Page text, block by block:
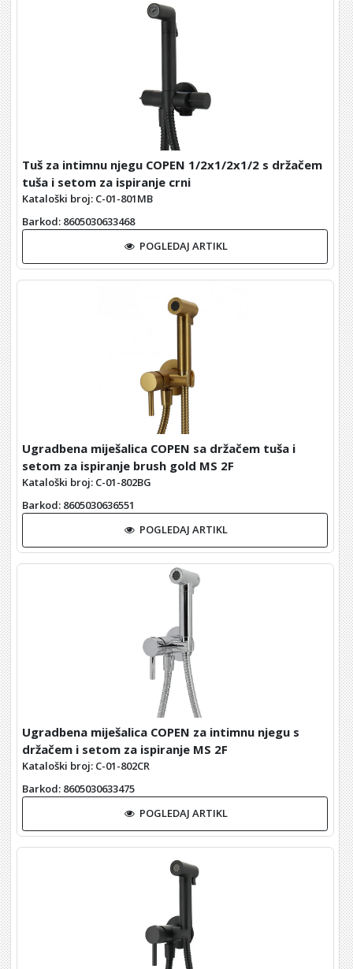
Tuš za intimnu njegu COPEN 1/2x1/2x1/2 s držačem
tuša i setom za ispiranje crni
Kataloški broj: C-01-801MB
Barkod: 8605030633468
POGLEDAJ ARTIKL
Ugradbena miješalica COPEN sa držačem tuša i
setom za ispiranje brush gold MS 2F
Kataloški broj: C-01-802BG
Barkod: 8605030636551
POGLEDAJ ARTIKL
Ugradbena miješalica COPEN za intimnu njegu s
držačem i setom za ispiranje MS 2F
Kataloški broj: C-01-802CR
Barkod: 8605030633475
POGLEDAJ ARTIKL